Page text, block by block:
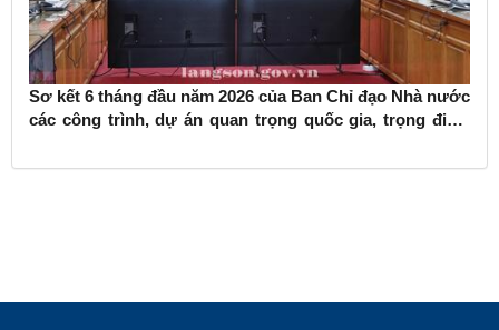
Sơ kết 6 tháng đầu năm 2026 của Ban Chỉ đạo Nhà nước
các công trình, dự án quan trọng quốc gia, trọng điểm